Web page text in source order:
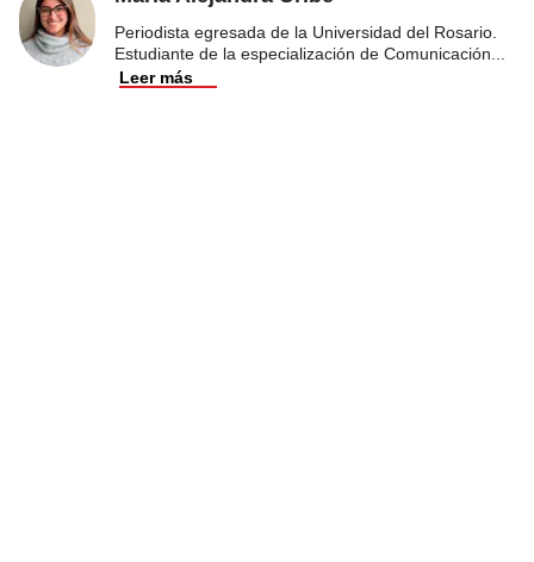
Periodista egresada de la Universidad del Rosario.
Estudiante de la especialización de Comunicación
Leer más